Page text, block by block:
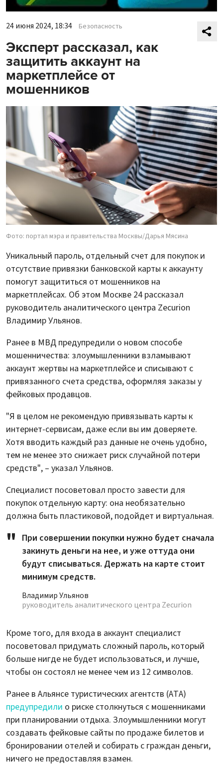
24 июня 2024, 18:34 Безопасность
Эксперт рассказал, как
защитить аккаунт на
маркетплейсе от
мошенников
Фото: портал мэра и правительства Москвы/Дарья Мясина
Уникальный пароль, отдельный счет для покупок и
отсутствие привязки банковской карты к аккаунту
помогут защититься от мошенников на
маркетплейсах. Об этом Москве 24 рассказал
руководитель аналитического центра Zecurion
Владимир Ульянов.
Ранее в МВД предупредили о новом способе
мошенничества: злоумышленники взламывают
аккаунт жертвы на маркетплейсе и списывают с
привязанного счета средства, оформляя заказы у
фейковых продавцов.
"Я в целом не рекомендую привязывать карты к
интернет-сервисам, даже если вы им доверяете.
Хотя вводить каждый раз данные не очень удобно,
тем не менее это снижает риск случайной потери
средств", – указал Ульянов.
Специалист посоветовал просто завести для
покупок отдельную карту: она необязательно
должна быть пластиковой, подойдет и виртуальная.
При совершении покупки нужно будет сначала
закинуть деньги на нее, и уже оттуда они
будут списываться. Держать на карте стоит
минимум средств.
Владимир Ульянов
руководитель аналитического центра Zecurion
Кроме того, для входа в аккаунт специалист
посоветовал придумать сложный пароль, который
больше нигде не будет использоваться, и лучше,
чтобы он состоял не менее чем из 12 символов.
Ранее в Альянсе туристических агентств (АТА)
предупредили о риске столкнуться с мошенниками
при планировании отдыха. Злоумышленники могут
создавать фейковые сайты по продаже билетов и
бронировании отелей и собирать с граждан деньги,
ничего не предоставляя взамен.